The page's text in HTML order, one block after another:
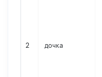
2 дочка